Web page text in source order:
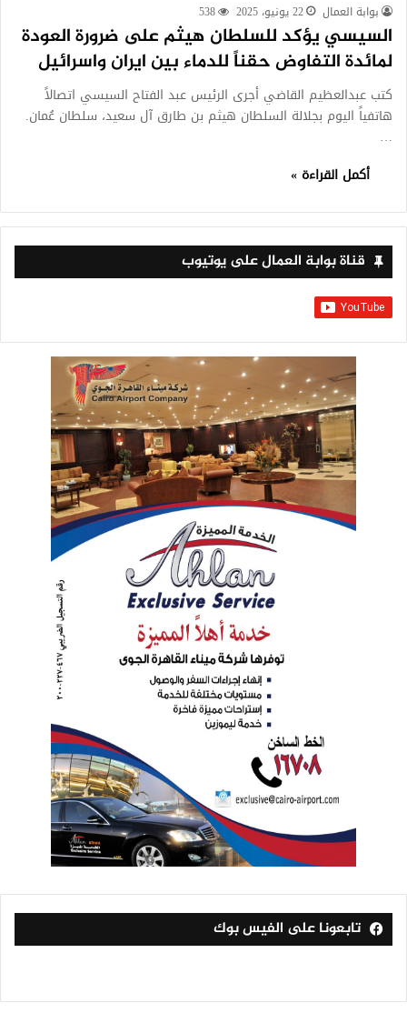
بوابة العمال 22 يونيو، 2025 538
السيسي يؤكد للسلطان هيثم على ضرورة العودة
لمائدة التفاوض حقناً للدماء بين ايران واسرائيل
كتب عبدالعظيم القاضي أجرى الرئيس عبد الفتاح السيسي اتصالاً
هاتفياً اليوم بجلالة السلطان هيثم بن طارق آل سعيد، سلطان عُمان.
…
أكمل القراءة »
قناة بوابة العمال على يوتيوب
تابعونا على الفيس بوك